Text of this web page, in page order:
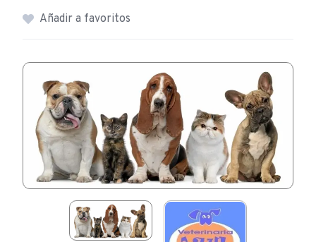
Añadir a favoritos